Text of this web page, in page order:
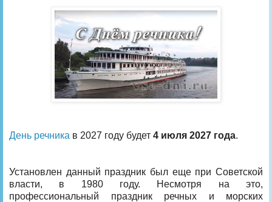
День речника в 2027 году будет 4 июля 2027 года.
Установлен данный праздник был еще при Советской
власти, в 1980 году. Несмотря на это,
профессиональный праздник речных и морских